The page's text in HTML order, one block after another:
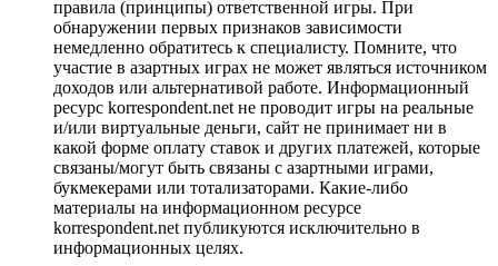
правила (принципы) ответственной игры. При
обнаружении первых признаков зависимости
немедленно обратитесь к специалисту. Помните, что
участие в азартных играх не может являться источником
доходов или альтернативой работе. Информационный
ресурс korrespondent.net не проводит игры на реальные
и/или виртуальные деньги, сайт не принимает ни в
какой форме оплату ставок и других платежей, которые
связаны/могут быть связаны с азартными играми,
букмекерами или тотализаторами. Какие-либо
материалы на информационном ресурсе
korrespondent.net публикуются исключительно в
информационных целях.